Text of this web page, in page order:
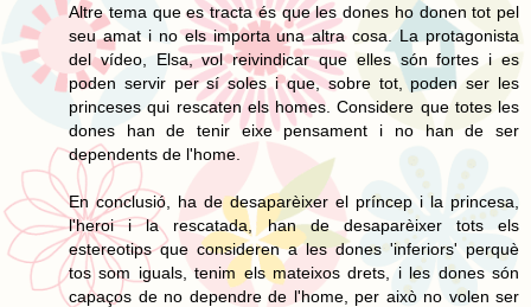
Altre tema que es tracta és que les dones ho donen tot pel
seu amat i no els importa una altra cosa. La protagonista
del vídeo, Elsa, vol reivindicar que elles són fortes i es
poden servir per sí soles i que, sobre tot, poden ser les
princeses qui rescaten els homes. Considere que totes les
dones han de tenir eixe pensament i no han de ser
dependents de l'home.
En conclusió, ha de desaparèixer el príncep i la princesa,
l'heroi i la rescatada, han de desaparèixer tots els
estereotips que consideren a les dones 'inferiors' perquè
tos som iguals, tenim els mateixos drets, i les dones són
capaços de no dependre de l'home, per això no volen ser